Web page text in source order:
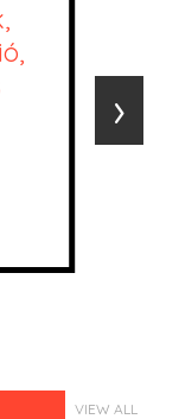
›
VIEW ALL